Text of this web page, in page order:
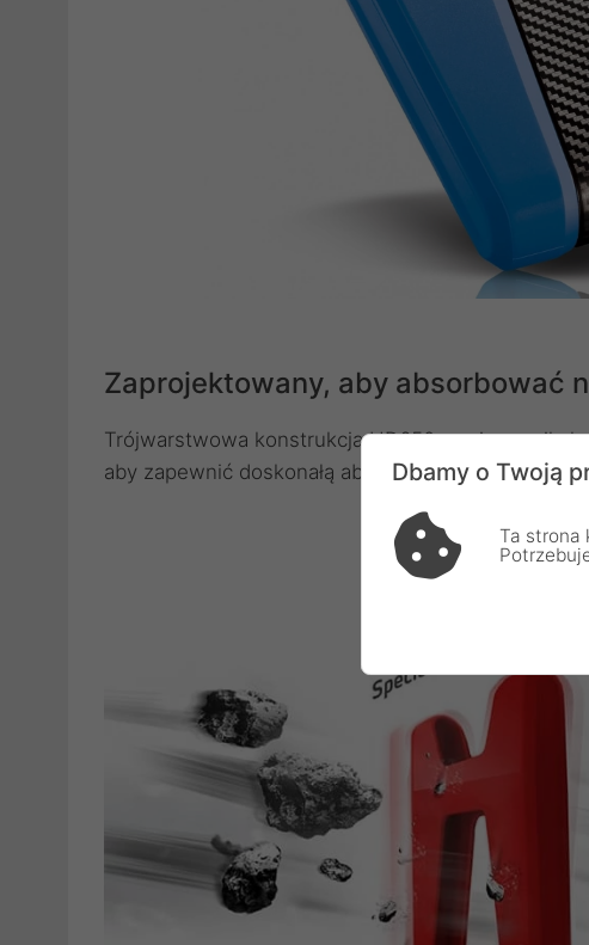
Zaprojektowany, aby absorbować
Trójwarstwowa konstrukcja HD650 zawiera
aby zapewnić doskonałą absorpcję wstrząsów na
Dbamy o Twoją
Ta strona